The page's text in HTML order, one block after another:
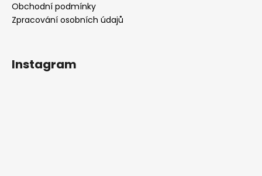
Obchodní podmínky
Zpracování osobních údajů
Instagram